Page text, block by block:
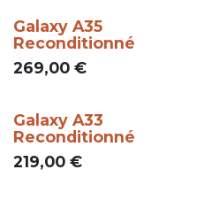
Galaxy A35
Reconditionné
269,00 €
Galaxy A33
Reconditionné
219,00 €